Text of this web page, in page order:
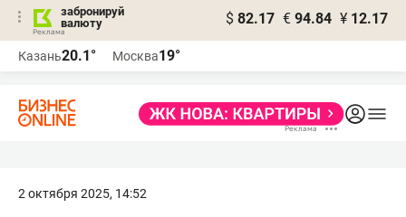
забронируй
валюту
$ 82.17 € 94.84 ¥ 12.17
Казань20.1° Москва19°
2 октября 2025, 14:52